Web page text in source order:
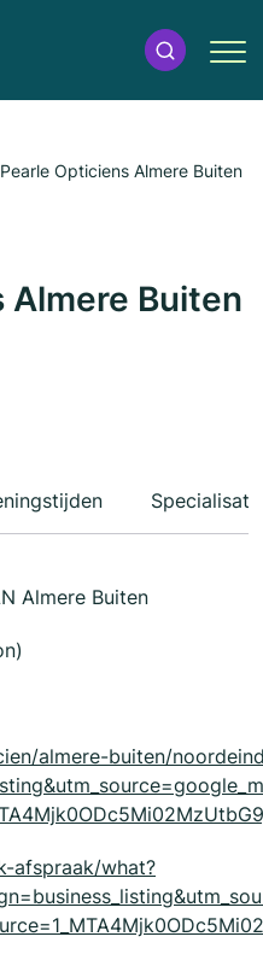
Pearle Opticiens Almere Buiten
Almere Buiten
Almere Buiten
almere-buiten/
afspraak/what?